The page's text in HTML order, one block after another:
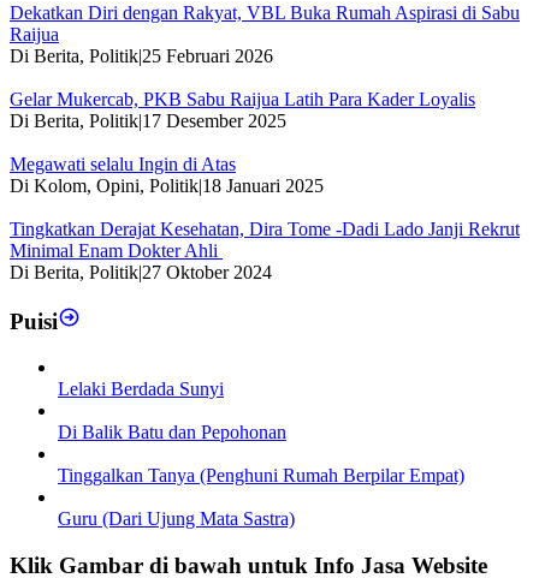
Dekatkan Diri dengan Rakyat, VBL Buka Rumah Aspirasi di Sabu
Raijua
Di Berita, Politik|25 Februari 2026
Gelar Mukercab, PKB Sabu Raijua Latih Para Kader Loyalis
Di Berita, Politik|17 Desember 2025
Megawati selalu Ingin di Atas
Di Kolom, Opini, Politik|18 Januari 2025
Tingkatkan Derajat Kesehatan, Dira Tome -Dadi Lado Janji Rekrut
Minimal Enam Dokter Ahli
Di Berita, Politik|27 Oktober 2024
Puisi
Lelaki Berdada Sunyi
Di Balik Batu dan Pepohonan
Tinggalkan Tanya (Penghuni Rumah Berpilar Empat)
Guru (Dari Ujung Mata Sastra)
Klik Gambar di bawah untuk Info Jasa Website